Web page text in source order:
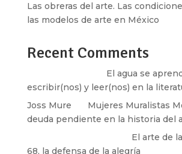
Las obreras del arte. Las
las modelos de arte en México
Recent Comments
El agua se
escribir(nos) y leer(nos) en la
Joss Mure
Mujeres Muralistas
deuda pendiente en la historia del
El arte de
68, la defensa de la alegría